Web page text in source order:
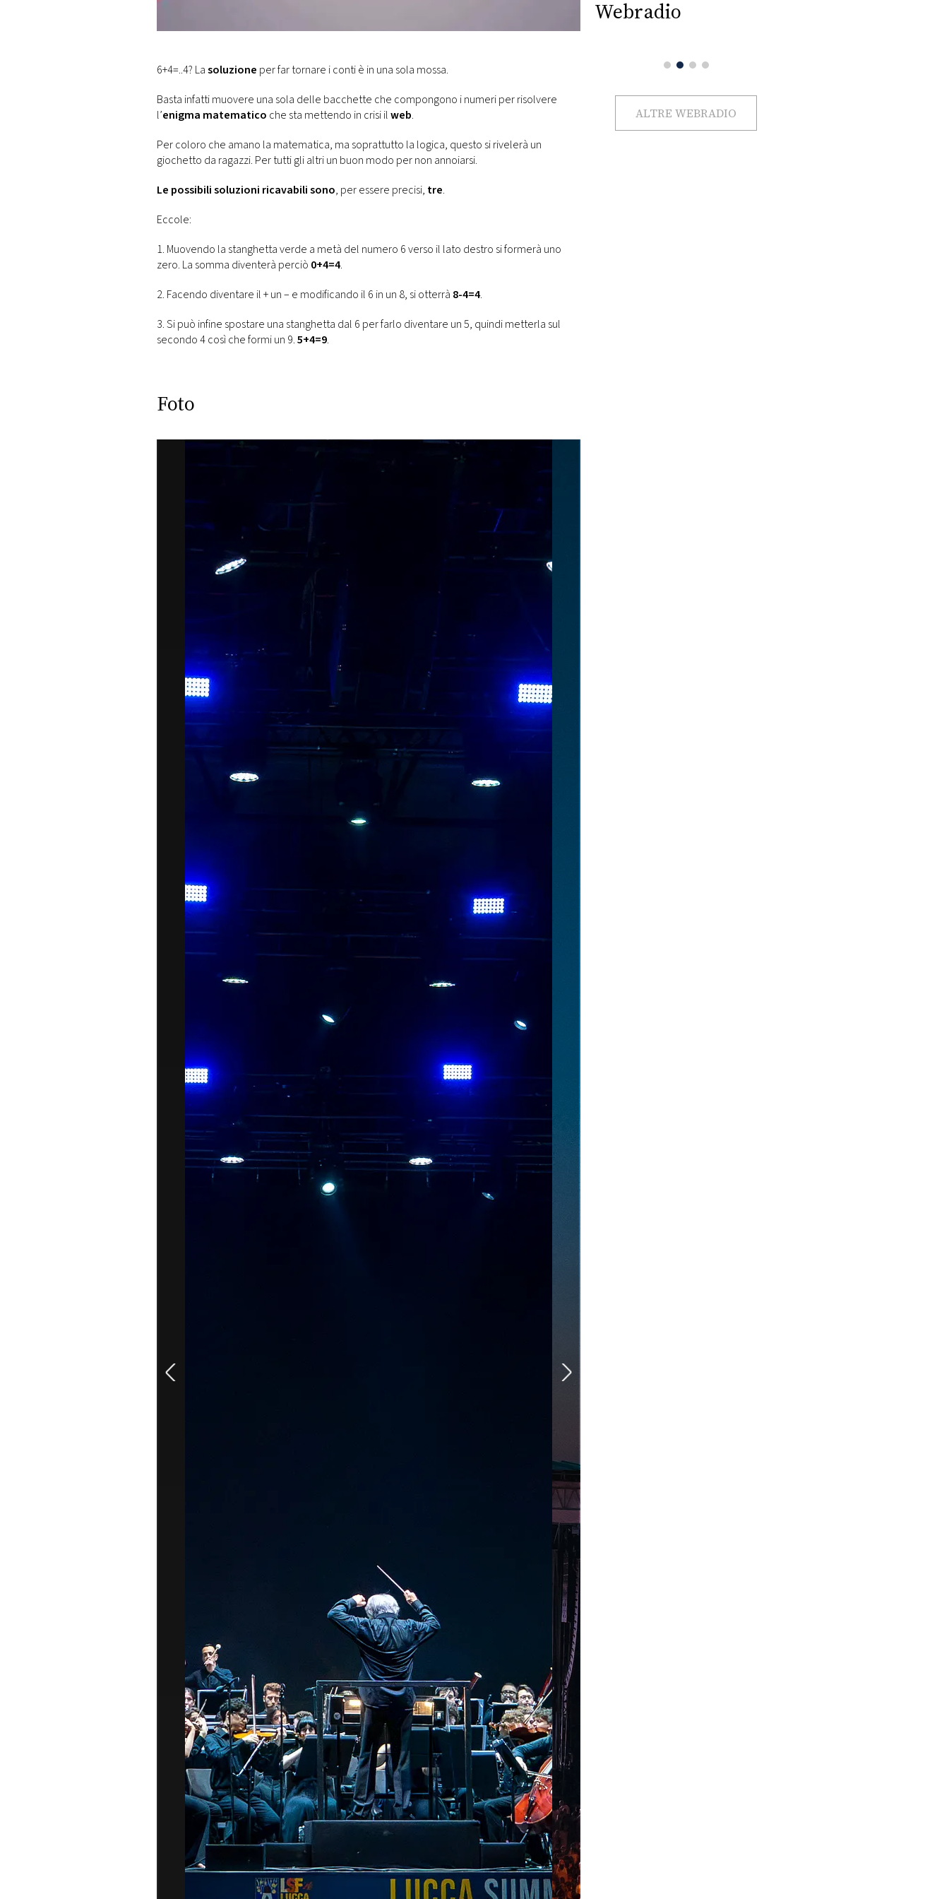
DI
RMC
CONSIGLIA
6+4=..4? Lasoluzione per far tornare i conti è in una sola mossa.
Basta infatti muovere una sola delle bacchette che compongono i numeri per risolvere
l’enigma matematico che sta mettendo in crisi ilweb.
Per coloro che amano la matematica, ma soprattutto la logica, questo si rivelerà un
giochetto da ragazzi. Per tutti gli altri un buon modo per non annoiarsi.
Le possibili soluzioni ricavabili sono, per essere precisi, tre.
Eccole:
1. Muovendo la stanghetta verde a metà del numero 6 verso il lato destro si formerà uno
zero. La somma diventerà perciò 0+4=4.
2. Facendo diventare il + un – e modificando il 6 in un 8, si otterrà 8-4=4.
3. Si può infine spostare una stanghetta dal 6 per farlo diventare un 5, quindi metterla sul
secondo 4 così che formi un 9.5+4=9.
Foto
Webradio
ALTRE WEBRADIO